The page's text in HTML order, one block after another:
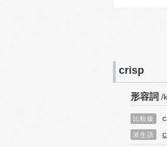
crisp
形容詞 /
比較級
派生語